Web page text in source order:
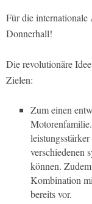
Für die
Donnerhall!
Die revolutionäre
Zielen:
Zum einen
verschiedenen
können.
Kombination
bereits vor.